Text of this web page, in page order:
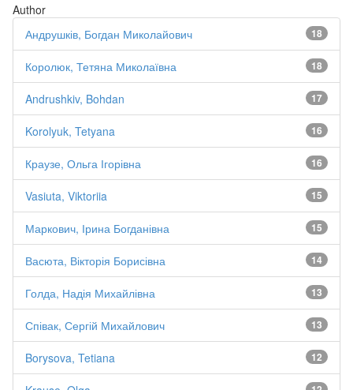
Author
18
Андрушків, Богдан Миколайович
18
Королюк, Тетяна Миколаївна
17
Andrushkiv, Bohdan
16
Korolyuk, Tetyana
16
Краузе, Ольга Ігорівна
15
Vasiuta, Viktoriia
15
Маркович, Ірина Богданівна
14
Васюта, Вікторія Борисівна
13
Голда, Надія Михайлівна
13
Співак, Сергій Михайлович
12
Borysova, Tetiana